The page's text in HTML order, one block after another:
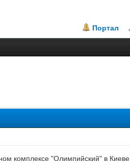
Портал
комплексе "Олимпийский" в